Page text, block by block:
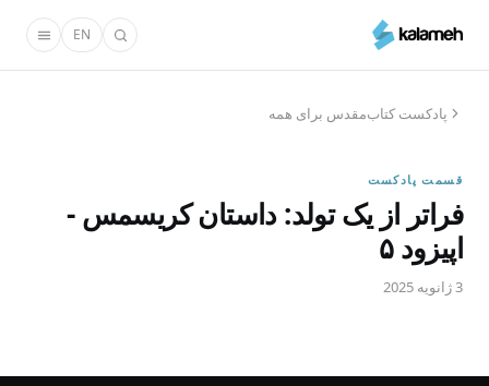
محتوای
EN
پادکست کتاب‌مقدس برای همه
قسمت پادکست
فراتر از یک تولد: داستان کریسمس -
اپیزود ۵
3 ژانویه 2025